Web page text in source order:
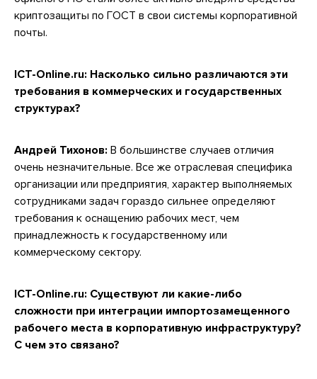
криптозащиты по ГОСТ в свои системы корпоративной
почты.
ICT-Online.ru: Насколько сильно различаются эти
требования в коммерческих и государственных
структурах?
Андрей Тихонов: В большинстве случаев отличия
очень незначительные. Все же отраслевая специфика
организации или предприятия, характер выполняемых
сотрудниками задач гораздо сильнее определяют
требования к оснащению рабочих мест, чем
принадлежность к государственному или
коммерческому сектору.
ICT-Online.ru: Существуют ли какие-либо
сложности при интеграции импортозамещенного
рабочего места в корпоративную инфраструктуру?
С чем это связано?